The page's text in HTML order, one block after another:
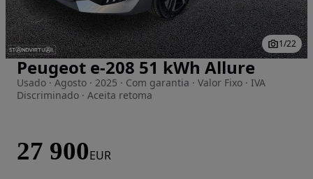
Imagem 1 de 22
1/22
Peugeot e-208 51 kWh Allure
Usado · Agosto · 2025 · Com garantia · Valor Fixo · IVA
Discriminado · Aceita retoma
27 900EUR